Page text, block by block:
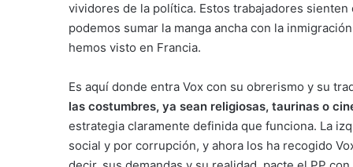
vividores de la política. Estos trabajadores
podemos sumar la manga ancha con la
hemos visto en Francia.
Es aquí donde entra Vox con su obrerismo y su
las costumbres, ya sean religiosas, taurinas o
estrategia claramente definida que funciona. La
social y por corrupción, y ahora los ha recogido